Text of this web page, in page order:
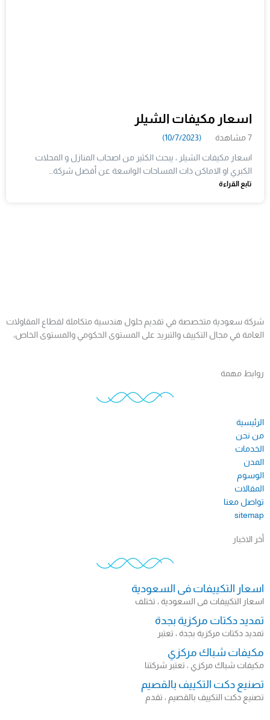
اسعار مكيفات الشيلر
7 مشاهدة (10/7/2023)
اسعار مكيفات الشيلر ، يبحث الكثير من اصحاب المنازل و المحلات
الكبري او الاماكن ذات المساحات الواسعة عن أفضل شركة…
تابع القراءة
شركة سعودية متخصصة في تقديم حلول هندسية متكاملة لقطاع المقاولات
العامة في مجال التكييف والتبريد على المستوى الحكومي والمستوى الخاص،
روابط مهمة
الرئيسية
من نحن
الخدمات
المدن
الوسوم
المقالات
تواصل معنا
sitemap​
أخر الاخبار
اسعار التكييفات فى السعودية
اسعار التكييفات فى السعودية ، تختلف
تمديد دكتات مركزية بجدة
تمديد دكتات مركزية بجدة ، تعتبر
مكيفات شباك مركزي
مكيفات شباك مركزي ، تعتبر شركتنا
تصنيع دكت التكييف بالقصيم
تصنيع دكت التكييف بالقصيم ، تقدم